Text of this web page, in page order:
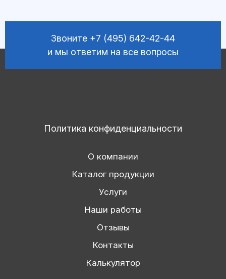
Звоните +7 (495) 642-42-44
и мы ответим на все вопросы
Политика конфиденциальности
О компании
Каталог продукции
Услуги
Наши работы
Отзывы
Контакты
Калькулятор